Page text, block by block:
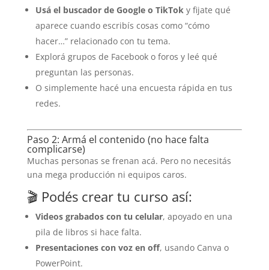
Usá el buscador de Google o TikToky fijate qué
aparece cuando escribís cosas como “cómo
hacer…” relacionado con tu tema.
Explorá grupos de Facebook o foros y leé qué
preguntan las personas.
O simplemente hacé una encuesta rápida en tus
redes.
Paso 2: Armá el contenido (no hace falta
complicarse)
Muchas personas se frenan acá. Pero no necesitás
una mega producción ni equipos caros.
🎬 Podés crear tu curso así:
Videos grabados con tu celular, apoyado en una
pila de libros si hace falta.
Presentaciones con voz en off, usando Canva o
PowerPoint.